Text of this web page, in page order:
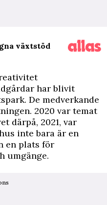
växtstöd
har blivit
De medverkande
2020 var temat
därpå, 2021, var
inte bara är en
en plats för
umgänge.